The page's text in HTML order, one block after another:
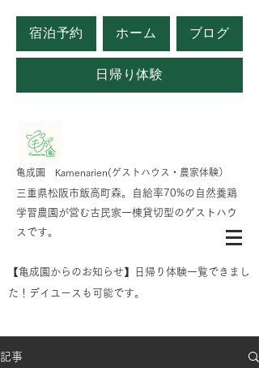
宿泊予約 ホーム ブログ
日帰り体験
​亀成園 Kamenarien(ゲストハウス・農家体験）
​​三重県松阪市飯高町森。自給率70%の自然養鶏
学習農園が営む古民家一棟貸切型のゲストハウ
スです。
​【亀成園からのお知らせ】日帰り体験一覧できまし
た！デイユースも可能です。
記事